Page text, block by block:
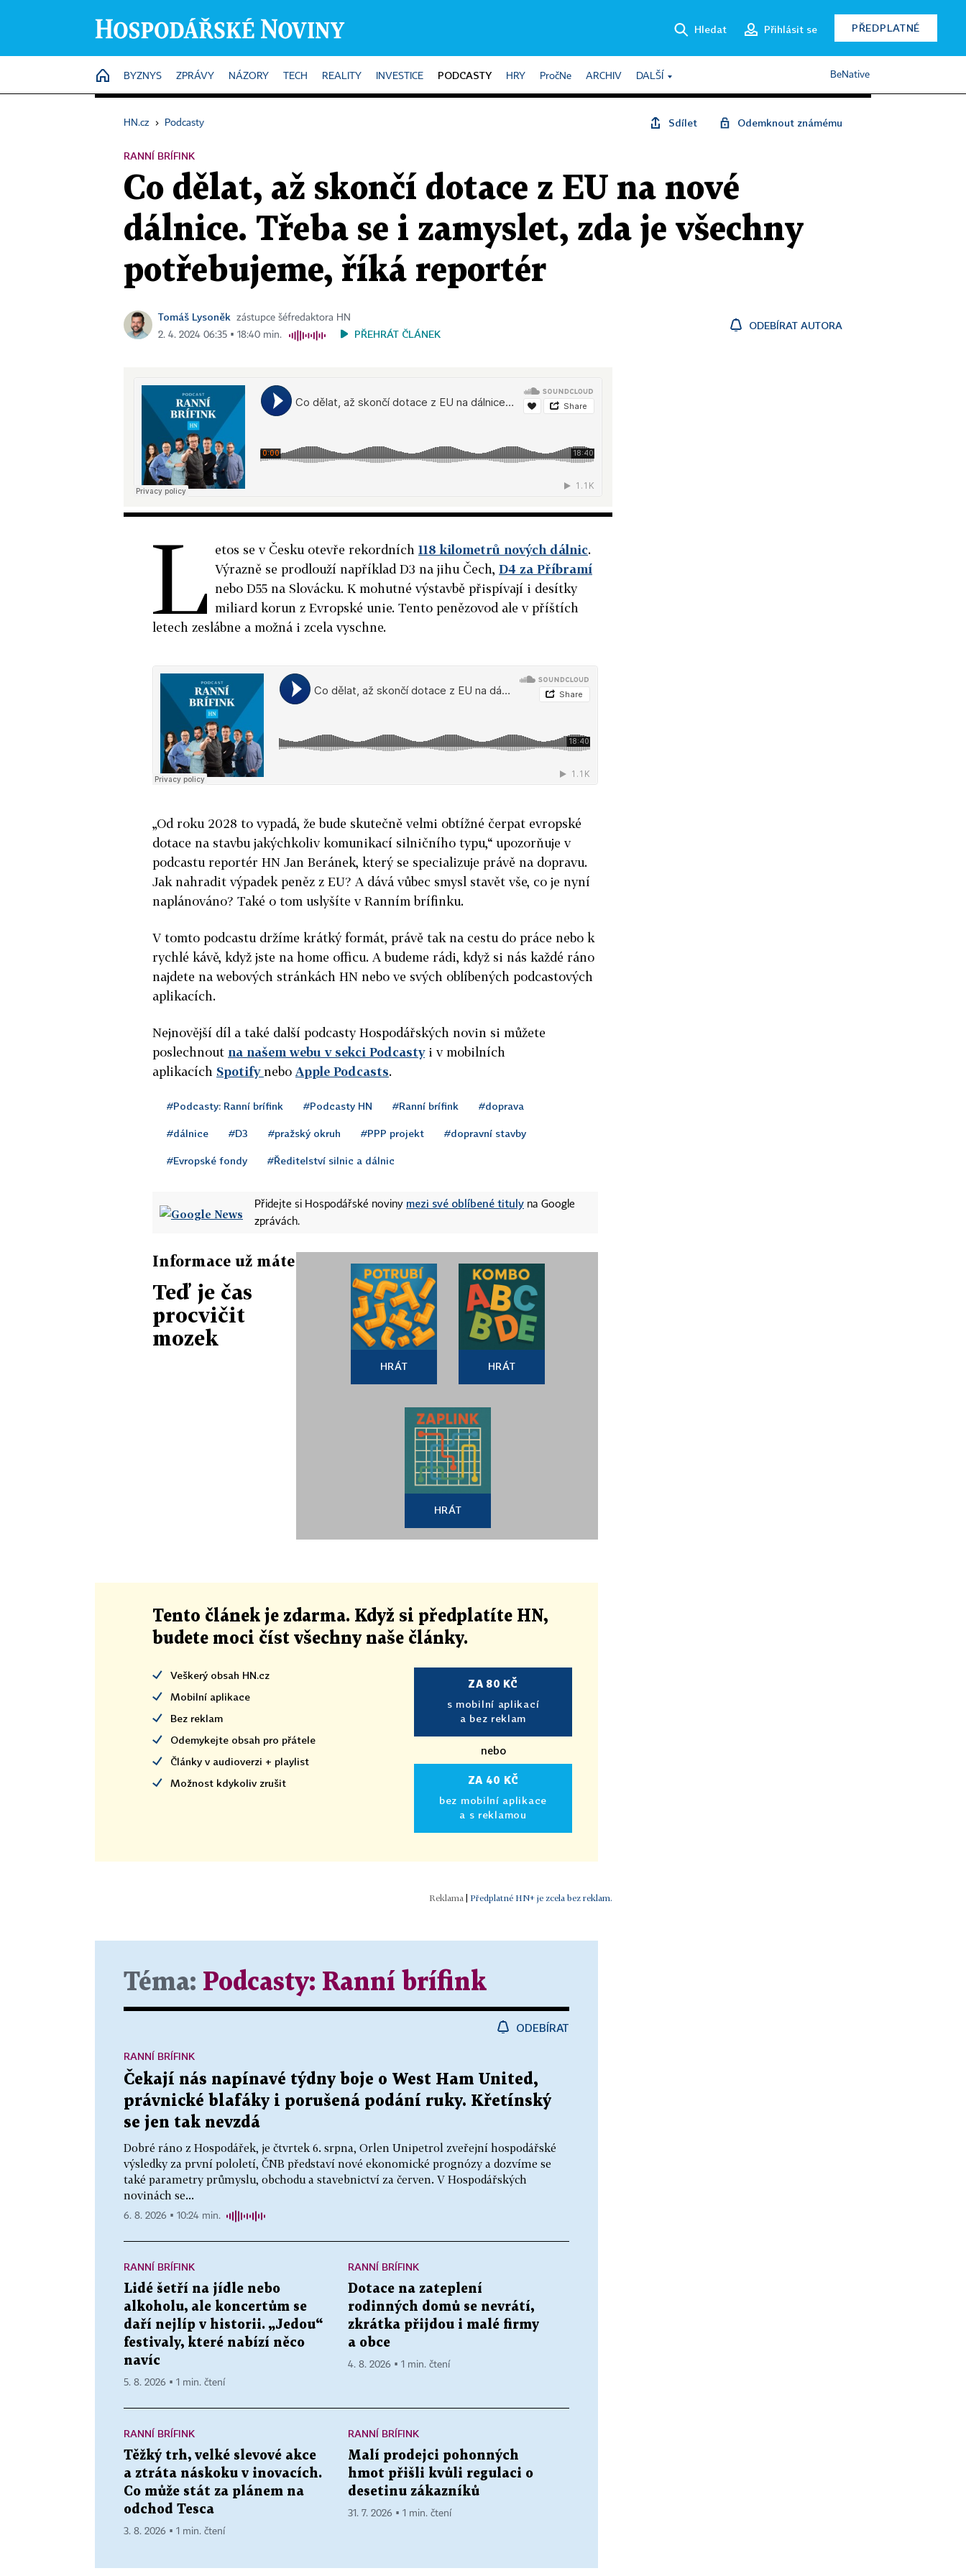
Hledat Přihlásit se PŘEDPLATNÉ
HOME
BYZNYS ZPRÁVY NÁZORY TECH REALITY INVESTICE PODCASTY HRY PročNe ARCHIV DALŠÍ BeNative
HN.cz › Podcasty Sdílet Odemknout známému
RANNÍ BRÍFINK
Co dělat, až skončí dotace z EU na nové
dálnice. Třeba se i zamyslet, zda je všechny
potřebujeme, říká reportér
Tomáš Lysoněk
zástupce šéfredaktora HN
2. 4. 2024 06:35 ▪ 18:40 min.
PŘEHRÁT ČLÁNEK
ODEBÍRAT AUTORA
L etos se v Česku otevře rekordních 118 kilometrů nových dálnic.
Výrazně se prodlouží například D3 na jihu Čech, D4 za Příbramí
nebo D55 na Slovácku. K mohutné výstavbě přispívají i desítky
miliard korun z Evropské unie. Tento penězovod ale v příštích
letech zeslábne a možná i zcela vyschne.
„Od roku 2028 to vypadá, že bude skutečně velmi obtížné čerpat evropské
dotace na stavbu jakýchkoliv komunikací silničního typu,“ upozorňuje v
podcastu reportér HN Jan Beránek, který se specializuje právě na dopravu.
Jak nahradit výpadek peněz z EU? A dává vůbec smysl stavět vše, co je nyní
naplánováno? Také o tom uslyšíte v Ranním brífinku.
V tomto podcastu držíme krátký formát, právě tak na cestu do práce nebo k
rychlé kávě, když jste na home officu. A budeme rádi, když si nás každé ráno
najdete na webových stránkách HN nebo ve svých oblíbených podcastových
aplikacích.
Nejnovější díl a také další podcasty Hospodářských novin si můžete
poslechnout na našem webu v sekci Podcastyi v mobilních
aplikacích Spotifynebo Apple Podcasts.
#Podcasty: Ranní brífink #Podcasty HN #Ranní brífink #doprava
#dálnice #D3 #pražský okruh #PPP projekt #dopravní stavby
#Evropské fondy #Ředitelství silnic a dálnic
Přidejte si Hospodářské noviny mezi své oblíbené tituly na Google
zprávách.
Informace už máte
Teď je čas
procvičit
mozek
HRÁT HRÁT
HRÁT
Tento článek je zdarma. Když si předplatíte HN,
budete moci číst všechny naše články.
Veškerý obsah HN.cz
Mobilní aplikace
Bez reklam
Odemykejte obsah pro přátele
Články v audioverzi + playlist
Možnost kdykoliv zrušit
ZA 80 KČ
s mobilní aplikací
a bez reklam
nebo
ZA 40 KČ
bez mobilní aplikace
a s reklamou
Předplatné HN+ je zcela bez reklam.
Téma: Podcasty: Ranní brífink
ODEBÍRAT
Čekají nás napínavé týdny boje o West Ham United,
právnické blafáky i porušená podání ruky. Křetínský
se jen tak nevzdá
Dobré ráno z Hospodářek, je čtvrtek 6. srpna, Orlen Unipetrol zveřejní hospodářské
výsledky za první pololetí, ČNB představí nové ekonomické prognózy a dozvíme se
také parametry průmyslu, obchodu a stavebnictví za červen. V Hospodářských
novinách se...
RANNÍ BRÍFINK
6. 8. 2026 ▪ 10:24 min.
RANNÍ BRÍFINK
Lidé šetří na jídle nebo
alkoholu, ale koncertům se
daří nejlíp v historii. „Jedou“
festivaly, které nabízí něco
navíc
5. 8. 2026 ▪ 1 min. čtení
RANNÍ BRÍFINK
Dotace na zateplení
rodinných domů se nevrátí,
zkrátka přijdou i malé firmy
a obce
4. 8. 2026 ▪ 1 min. čtení
RANNÍ BRÍFINK
Těžký trh, velké slevové akce
a ztráta náskoku v inovacích.
Co může stát za plánem na
odchod Tesca
3. 8. 2026 ▪ 1 min. čtení
RANNÍ BRÍFINK
Malí prodejci pohonných
hmot přišli kvůli regulaci o
desetinu zákazníků
31. 7. 2026 ▪ 1 min. čtení